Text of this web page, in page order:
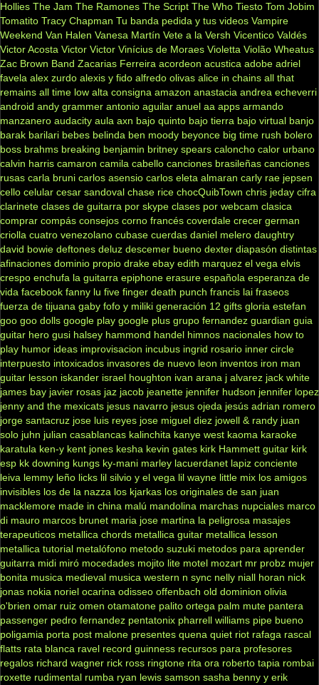
Hollies The Jam The Ramones The Script The Who Tiesto Tom Jobim
Tomatito Tracy Chapman Tu banda pedida y tus videos Vampire
Weekend Van Halen Vanesa Martín Vete a la Versh Vicentico Valdés
Victor Acosta Victor Victor Vinícius de Moraes Violetta Violão Wheatus
Zac Brown Band Zacarias Ferreira acordeon acustica adobe adriel
favela alex zurdo alexis y fido alfredo olivas alice in chains all that
remains all time low alta consigna amazon anastacia andrea echeverri
android andy grammer antonio aguilar anuel aa apps armando
manzanero audacity aula axn bajo quinto bajo tierra bajo virtual banjo
barak barilari bebes belinda ben moody beyonce big time rush bolero
boss brahms breaking benjamin britney spears caloncho calor urbano
calvin harris camaron camila cabello canciones brasileñas canciones
rusas carla bruni carlos asensio carlos eleta almaran carly rae jepsen
cello celular cesar sandoval chase rice chocQuibTown chris jeday cifra
clarinete clases de guitarra por skype clases por webcam clasica
comprar compás consejos corno francés coverdale crecer german
criolla cuatro venezolano cubase cuerdas daniel melero daughtry
david bowie deftones deluz descemer bueno dexter diapasón distintas
afinaciones dominio propio drake ebay edith marquez el vega elvis
crespo enchufa la guitarra epiphone erasure española esperanza de
vida facebook fanny lu five finger death punch francis lai fraseos
fuerza de tijuana gaby fofo y miliki generación 12 gifts gloria estefan
goo goo dolls google play google plus grupo fernandez guardian guia
guitar hero gusi halsey hammond handel himnos nacionales how to
play humor ideas improvisacion incubus ingrid rosario inner circle
interpuesto intoxicados invasores de nuevo leon inventos iron man
guitar lesson iskander israel houghton ivan arana j alvarez jack white
james bay javier rosas jaz jacob jeanette jennifer hudson jennifer lopez
jenny and the mexicats jesus navarro jesus ojeda jesús adrian romero
jorge santacruz jose luis reyes jose miguel diez jowell & randy juan
solo juhn julian casablancas kalinchita kanye west kaoma karaoke
karatula ken-y kent jones kesha kevin gates kirk Hammett guitar kirk
esp kk downing kungs ky-mani marley lacuerdanet lapiz conciente
leiva lemmy leño licks lil silvio y el vega lil wayne little mix los amigos
invisibles los de la nazza los kjarkas los originales de san juan
macklemore made in china malú mandolina marchas nupciales marco
di mauro marcos brunet maria jose martina la peligrosa masajes
terapeuticos metallica chords metallica guitar metallica lesson
metallica tutorial metalófono metodo suzuki metodos para aprender
guitarra midi miró mocedades mojito lite motel mozart mr probz mujer
bonita musica medieval musica western n sync nelly niall horan nick
jonas nokia noriel ocarina odisseo offenbach old dominion olivia
o'brien omar ruiz omen otamatone palito ortega palm mute pantera
passenger pedro fernandez pentatonix pharrell williams pipe bueno
poligamia porta post malone presentes quena quiet riot rafaga rascal
flatts rata blanca ravel record guinness recursos para profesores
regalos richard wagner rick ross ringtone rita ora roberto tapia rombai
roxette rudimental rumba ryan lewis samson sasha benny y erik